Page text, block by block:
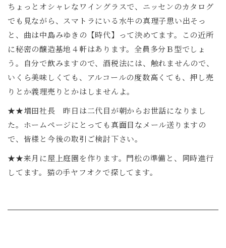
ちょっとオシャレなワイングラスで、ニッセンのカタログ
でも見ながら、スマトラにいる水牛の真理子思い出そっ
と、曲は中島みゆきの【時代】って決めてます。この近所
に秘密の醸造基地４軒はあります。全員多分Ｂ型でしょ
う。自分で飲みますので、酒税法には、触れませんので、
いくら美味しくても、アルコールの度数高くても、押し売
りとか義理売りとかはしませんよ。
★★増田社長 昨日は二代目が朝からお世話になりまし
た。ホームページにとっても真面目なメール送りますの
で、皆様と今後の取引ご検討下さい。
★★来月に屋上庭園を作ります。門松の準備と、同時進行
してます。猫の手ヤフオクで探してます。